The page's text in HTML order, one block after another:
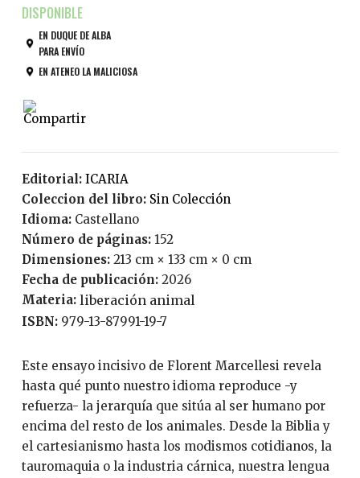
EN DUQUE DE ALBA
PARA ENVÍO
EN ATENEO LA MALICIOSA
Editorial: ICARIA
Coleccion del libro:
Sin Colección
Idioma:
Castellano
Número de páginas: 152
Dimensiones: 213 cm × 133 cm × 0 cm
Fecha de publicación:
2026
Materia: liberación animal
ISBN: 979-13-87991-19-7
Este ensayo incisivo de Florent Marcellesi revela
hasta qué punto nuestro idioma reproduce -y
refuerza- la jerarquía que sitúa al ser humano por
encima del resto de los animales. Desde la Biblia y
el cartesianismo hasta los modismos cotidianos, la
tauromaquia o la industria cárnica, nuestra lengua